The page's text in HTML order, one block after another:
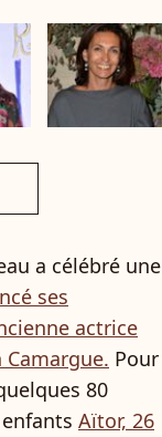
a célébré une
ses
actrice
Pour
80
Aïtor, 26